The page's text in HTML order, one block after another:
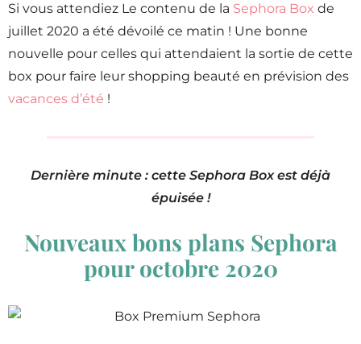
Si vous attendiez Le contenu de la Sephora Box de
juillet 2020 a été dévoilé ce matin ! Une bonne
nouvelle pour celles qui attendaient la sortie de cette
box pour faire leur shopping beauté en prévision des
vacances d’été !
Dernière minute : cette Sephora Box est déjà
épuisée !
Nouveaux bons plans Sephora
pour octobre 2020